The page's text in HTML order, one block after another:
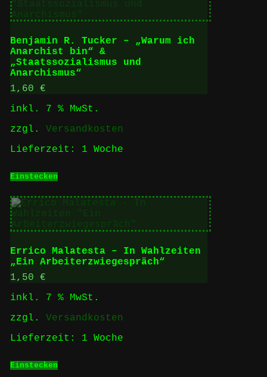
Benjamin R. Tucker – „Warum ich
Anarchist bin“ &
„Staatssozialismus und
Anarchismus“
1,60 €
inkl. 7 % MwSt.
zzgl. Versandkosten
Lieferzeit: 1 Woche
Einstecken
Errico Malatesta – In Wahlzeiten
„Ein Arbeiterzwiegespräch“
1,50 €
inkl. 7 % MwSt.
zzgl. Versandkosten
Lieferzeit: 1 Woche
Einstecken